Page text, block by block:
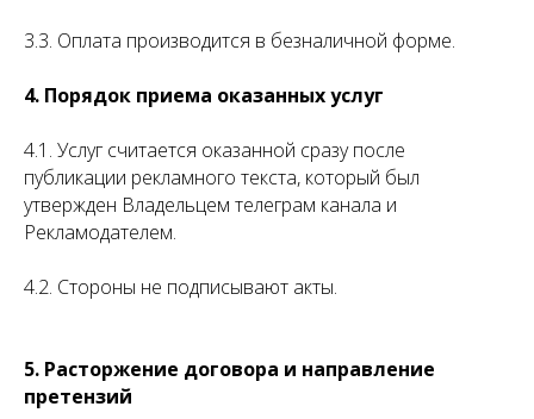
3.3. Оплата производится в безналичной форме.
4. Порядок приема оказанных услуг
4.1. Услуг считается оказанной сразу после
публикации рекламного текста, который был
утвержден Владельцем телеграм канала и
Рекламодателем.
4.2. Стороны не подписывают акты.
5. Расторжение договора и направление
претензий